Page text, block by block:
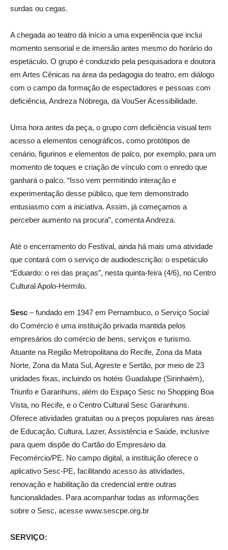
surdas ou cegas.
A chegada ao teatro dá início a uma experiência que inclui
momento sensorial e de imersão antes mesmo do horário do
espetáculo. O grupo é conduzido pela pesquisadora e doutora
em Artes Cênicas na área da pedagogia do teatro, em diálogo
com o campo da formação de espectadores e pessoas com
deficiência, Andreza Nóbrega, da VouSer Acessibilidade.
Uma hora antes da peça, o grupo com deficiência visual tem
acesso a elementos cenográficos, como protótipos de
cenário, figurinos e elementos de palco, por exemplo, para um
momento de toques e criação de vínculo com o enredo que
ganhará o palco. “Isso vem permitindo interação e
experimentação desse público, que tem demonstrado
entusiasmo com a iniciativa. Assim, já começamos a
perceber aumento na procura”, comenta Andreza.
Até o encerramento do Festival, ainda há mais uma atividade
que contará com o serviço de audiodescrição: o espetáculo
“Eduardo: o rei das praças”, nesta quinta-feira (4/6), no Centro
Cultural Apolo-Hermilo.
Sesc – fundado em 1947 em Pernambuco, o Serviço Social
do Comércio é uma instituição privada mantida pelos
empresários do comércio de bens, serviços e turismo.
Atuante na Região Metropolitana do Recife, Zona da Mata
Norte, Zona da Mata Sul, Agreste e Sertão, por meio de 23
unidades fixas, incluindo os hotéis Guadalupe (Sirinhaém),
Triunfo e Garanhuns, além do Espaço Sesc no Shopping Boa
Vista, no Recife, e o Centro Cultural Sesc Garanhuns.
Oferece atividades gratuitas ou a preços populares nas áreas
de Educação, Cultura, Lazer, Assistência e Saúde, inclusive
para quem dispõe do Cartão do Empresário da
Fecomércio/PE. No campo digital, a instituição oferece o
aplicativo Sesc-PE, facilitando acesso às atividades,
renovação e habilitação da credencial entre outras
funcionalidades. Para acompanhar todas as informações
sobre o Sesc, acesse www.sescpe.org.br
SERVIÇO: